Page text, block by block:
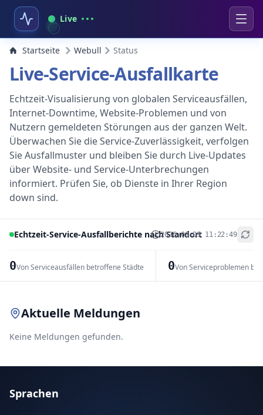
Live
Startseite Webull Status
Live-Service-Ausfallkarte
Echtzeit-Visualisierung von globalen Serviceausfällen,
Internet-Downtime, Website-Problemen und von
Nutzern gemeldeten Störungen aus der ganzen Welt.
Überwachen Sie die Service-Zuverlässigkeit, verfolgen
Sie Ausfallmuster und bleiben Sie durch Live-Updates
über Website- und Service-Unterbrechungen
informiert. Prüfen Sie, ob Dienste in Ihrer Region
down sind.
Echtzeit-Service-Ausfallberichte nach Standort
2026-08-09 11:22:49
0Von Serviceausfällen betroffene Städte 0Von Serviceproblemen
+
Aktuelle Meldungen
Keine Meldungen gefunden.
Sprachen